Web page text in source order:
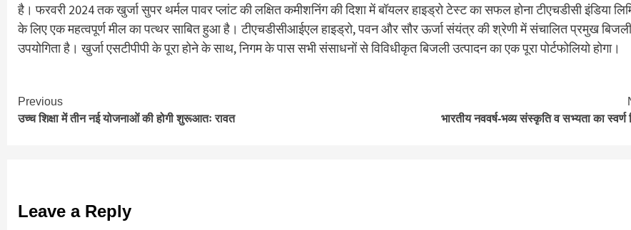
है। फरवरी 2024 तक खुर्जा सुपर थर्मल पावर प्लांट की लक्षित कमीशनिंग की दिशा में बॉयलर हाइड्रो टेस्ट का सफल होना टीएचडीसी इंडिया
के लिए एक महत्वपूर्ण मील का पत्थर साबित हुआ है। टीएचडीसीआईएल हाइड्रो, पवन और सौर ऊर्जा संयंत्र की श्रेणी में संचालित प्रमुख बिजली
उपयोगिता है। खुर्जा एसटीपीपी के पूरा होने के साथ, निगम के पास सभी संसाधनों से विविधीकृत बिजली उत्पादन का एक पूरा पोर्टफोलियो होगा।
Continue
Reading
Previous
उच्च शिक्षा में तीन नई योजनाओं की होगी शुरूआतः रावत
भारतीय नववर्ष-भव्य संस्कृति व सभ्यता का स्वर्ण
Leave a Reply